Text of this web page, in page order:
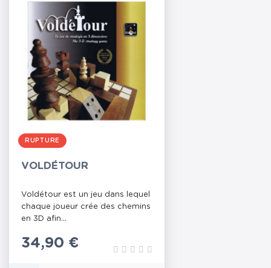
RUPTURE
VOLDÉTOUR
Voldétour est un jeu dans lequel
chaque joueur crée des chemins
en 3D afin...
Prix
34,90 €